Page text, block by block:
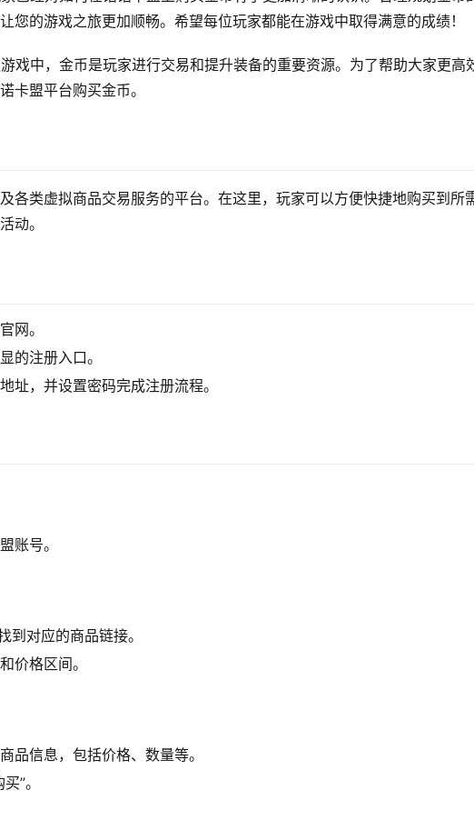
您的游戏之旅更加顺畅。希望每位玩家都能在游戏中取得满意的成绩！
戏中，金币是玩家进行交易和提升装备的重要资源。为了帮助大家更高
卡盟平台购买金币。
各类虚拟商品交易服务的平台。在这里，玩家可以方便快捷地购买到所
动。
网。
的注册入口。
址，并设置密码完成注册流程。
账号。
到对应的商品链接。
价格区间。
品信息，包括价格、数量等。
”。